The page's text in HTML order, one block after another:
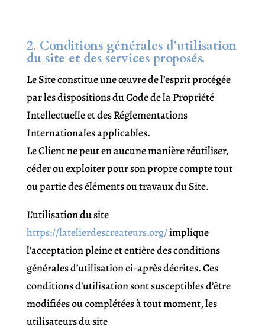
2. Conditions générales d’utilisation
du site et des services proposés.
Le Site constitue une œuvre de l’esprit protégée
par les dispositions du Code de la Propriété
Intellectuelle et des Réglementations
Internationales applicables.
Le Client ne peut en aucune manière réutiliser,
céder ou exploiter pour son propre compte tout
ou partie des éléments ou travaux du Site.
L’utilisation du site
https://latelierdescreateurs.org/implique
l’acceptation pleine et entière des conditions
générales d’utilisation ci-après décrites. Ces
conditions d’utilisation sont susceptibles d’être
modifiées ou complétées à tout moment, les
utilisateurs du site